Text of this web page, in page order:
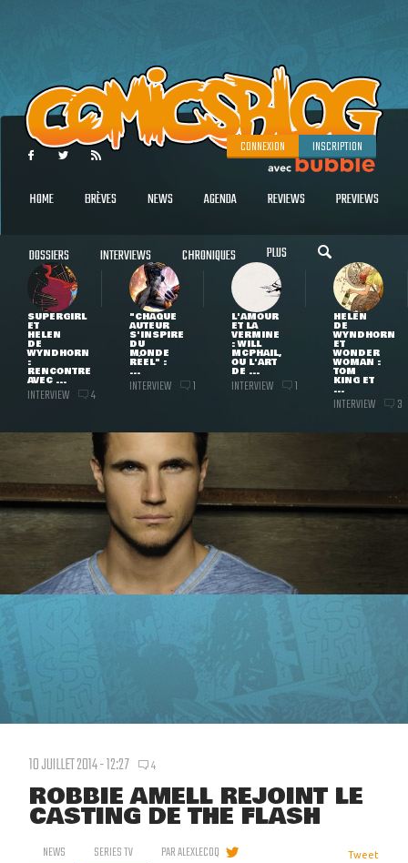
CONNEXION INSCRIPTION
HOME BRÈVES NEWS AGENDA REVIEWS PREVIEWS
DOSSIERS INTERVIEWS CHRONIQUES PLUS
SUPERGIRL
ET
HELEN
DE
WYNDHORN
:
RENCONTRE
AVEC ...
INTERVIEW 4
"CHAQUE
AUTEUR
S'INSPIRE
DU
MONDE
RÉEL" :
...
INTERVIEW 1
L'AMOUR
ET LA
VERMINE
: WILL
MCPHAIL,
OU L'ART
DE ...
INTERVIEW 1
HELEN
DE
WYNDHORN
ET
WONDER
WOMAN :
TOM
KING ET
...
INTERVIEW 3
10 JUILLET 2014 - 12:27 4
ROBBIE AMELL REJOINT LE
CASTING DE THE FLASH
NEWS SERIES TV PARALEXLECOQ Tweet